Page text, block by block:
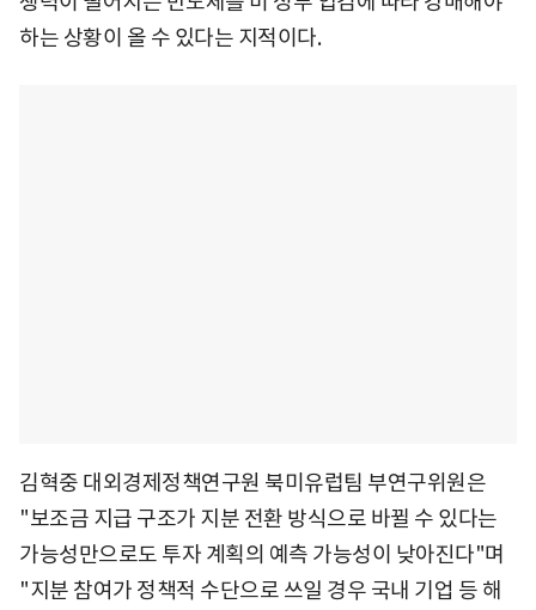
하는 상황이 올 수 있다는 지적이다.
김혁중 대외경제정책연구원 북미유럽팀 부연구위원은
"보조금 지급 구조가 지분 전환 방식으로 바뀔 수 있다는
가능성만으로도 투자 계획의 예측 가능성이 낮아진다"며
"지분 참여가 정책적 수단으로 쓰일 경우 국내 기업 등 해